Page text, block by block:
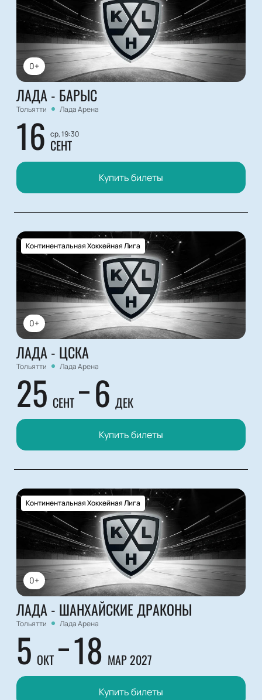
0+
ЛАДА - БАРЫС
Тольятти Лада Арена
16 ср, 19:30
СЕНТ
Купить билеты
0+
Континентальная Хоккейная Лига
ЛАДА - ЦСКА
Тольятти Лада Арена
25 СЕНТ 6 ДЕК
Купить билеты
0+
Континентальная Хоккейная Лига
ЛАДА - ШАНХАЙСКИЕ ДРАКОНЫ
Тольятти Лада Арена
5 ОКТ 18 МАР 2027
Купить билеты